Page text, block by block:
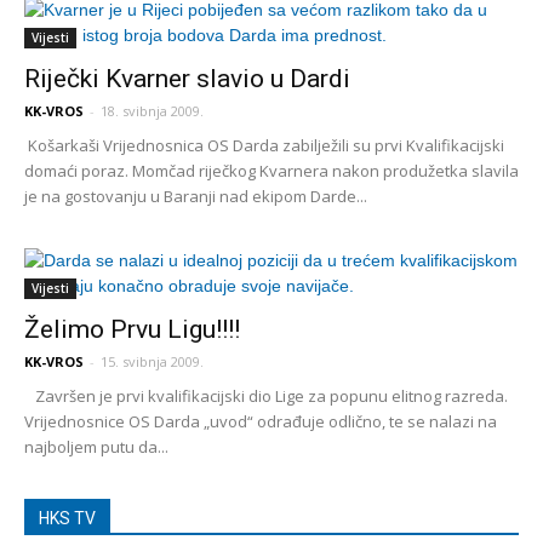
Vijesti
Riječki Kvarner slavio u Dardi
KK-VROS - 18. svibnja 2009.
Košarkaši Vrijednosnica OS Darda zabilježili su prvi Kvalifikacijski
domaći poraz. Momčad riječkog Kvarnera nakon produžetka slavila
je na gostovanju u Baranji nad ekipom Darde...
Vijesti
Želimo Prvu Ligu!!!!
KK-VROS - 15. svibnja 2009.
Završen je prvi kvalifikacijski dio Lige za popunu elitnog razreda.
Vrijednosnice OS Darda „uvod“ odrađuje odlično, te se nalazi na
najboljem putu da...
HKS TV